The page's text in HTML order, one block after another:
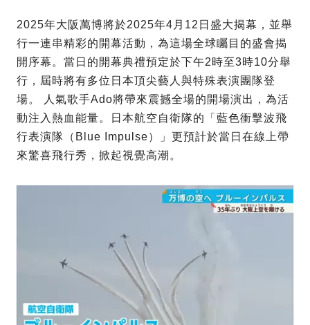
2025年大阪萬博將於2025年4月12日盛大揭幕，並舉
行一連串精彩的開幕活動，為這場全球矚目的盛會揭
開序幕。當日的開幕典禮預定於下午2時至3時10分舉
行，屆時將有多位日本頂尖藝人與特殊表演團隊登
場。 人氣歌手Ado將帶來震撼全場的開場演出，為活
動注入熱血能量。日本航空自衛隊的「藍色衝擊波飛
行表演隊（Blue Impulse）」更預計於當日在線上帶
來驚喜飛行秀，掀起視覺高潮。